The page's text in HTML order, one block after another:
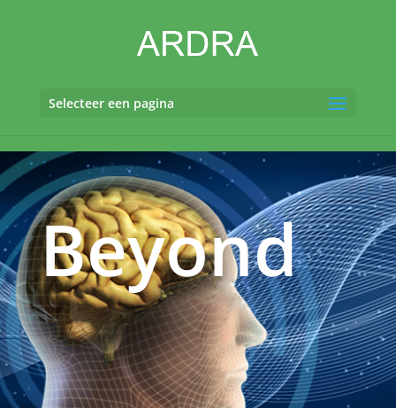
Selecteer een pagina
Beyond